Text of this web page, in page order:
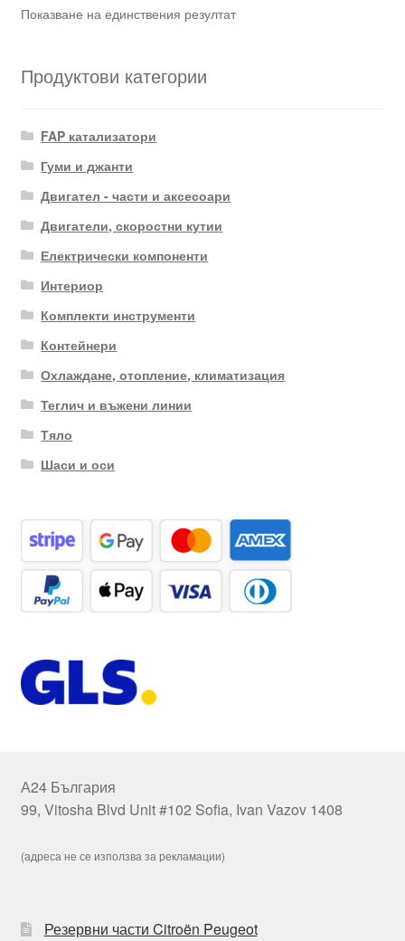
Показване на единствения резултат
Продуктови категории
FAP катализатори
Гуми и джанти
Двигател - части и аксесоари
Двигатели, скоростни кутии
Електрически компоненти
Интериор
Комплекти инструменти
Контейнери
Охлаждане, отопление, климатизация
Теглич и въжени линии
Тяло
Шаси и оси
А24 България
99, Vitosha Blvd Unit #102 Sofia, Ivan Vazov 1408
(адреса не се използва за рекламации)
Резервни части Citroën Peugeot